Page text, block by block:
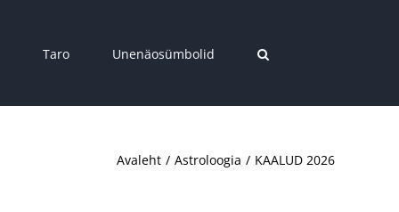
Taro Unenäosümbolid
Avaleht Astroloogia KAALUD 2026